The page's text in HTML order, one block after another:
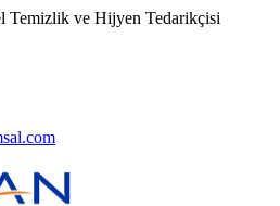
Temizlik ve Hijyen Tedarikçisi